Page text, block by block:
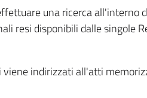
una ricerca all'interno
resi disponibili dalle singole
viene indirizzati all'atti